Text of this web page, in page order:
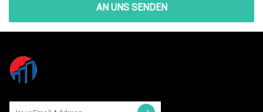
AN UNS SENDEN